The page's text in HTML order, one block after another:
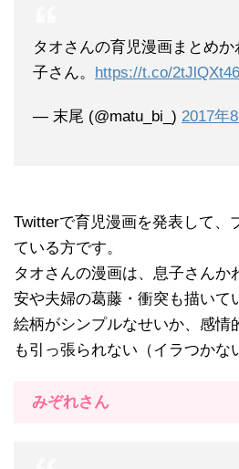
タオさんの育児漫画まとめ
子さん。 https://t.co/
— 末尾 (@matu_bi_) 2017年
Twitterで育児漫画を発表して、
ている方です。
タオさんの漫画は、息子さんか
安や夫婦の葛藤・衝突も描いて
絵柄がシンプルなせいか、感情
も引っ張られない（イラつかな
みぞれさん